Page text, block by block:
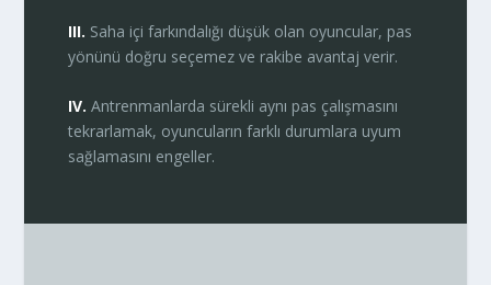
III. Saha içi farkındalığı düşük olan oyuncular, pas
yönünü doğru seçemez ve rakibe avantaj verir.
IV. Antrenmanlarda sürekli aynı pas çalışmasını
tekrarlamak, oyuncuların farklı durumlara uyum
sağlamasını engeller.